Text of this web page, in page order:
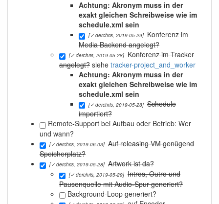
Achtung: Akronym muss in der
exakt gleichen Schreibweise wie im
schedule.xml sein
[✓ derchris, 2019-05-29] Konferenz im
Media Backend angelegt?
[✓ derchris, 2019-05-28] Konferenz im Tracker
angelegt? siehe tracker-project_and_worker
Achtung: Akronym muss in der
exakt gleichen Schreibweise wie im
schedule.xml sein
[✓ derchris, 2019-05-28] Schedule
importiert?
Remote-Support bei Aufbau oder Betrieb: Wer
und wann?
[✓ derchris, 2019-06-03] Auf releasing VM genügend
Speicherplatz?
[✓ derchris, 2019-05-28] Artwork ist da?
[✓ derchris, 2019-05-29] Intros, Outro und
Pausenquelle mit Audio-Spur generiert?
Background-Loop generiert?